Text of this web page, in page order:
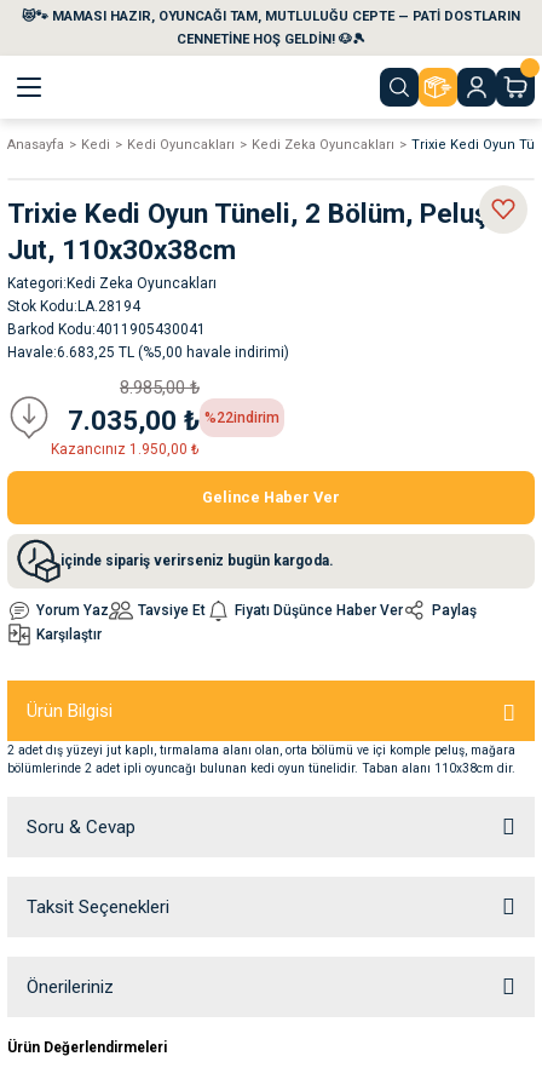
😻🐾 MAMASI HAZIR, OYUNCAĞI TAM, MUTLULUĞU CEPTE — PATİ DOSTLARIN
CENNETİNE HOŞ GELDİN! 🐶🎾
Geri Dön
Geri Dön
Temizlik Ürünleri
Kemikleri
Seyahat Ürünleri
Geri Dön
Geri Dön
Geri Dön
Geri Dön
Anasayfa Kedi Kedi Oyuncakları Kedi Zeka Oyuncakları Trixie Kedi Oyun
Trixie Kedi Oyun Tüneli, 2 Bölüm, Peluş ve
Jut, 110x30x38cm
Kategori Kedi Zeka Oyuncakları
Stok Kodu LA.28194
Barkod Kodu 4011905430041
Havale 6.683,25 TL (%5,00 havale indirimi)
8.985,00 ₺
7.035,00 ₺
Kazancınız 1.950,00 ₺
%22indirim
Gelince Haber Ver
içinde sipariş verirseniz bugün kargoda.
Yorum Yaz Tavsiye Et Fiyatı Düşünce Haber Ver
Paylaş
Karşılaştır
Ürün Bilgisi
2 adet dış yüzeyi jut kaplı, tırmalama alanı olan, orta bölümü ve içi komple peluş, mağara
bölümlerinde 2 adet ipli oyuncağı bulunan kedi oyun tünelidir. Taban alanı 110x38cm dir.
Soru & Cevap
Ürün hakkında henüz soru sorulmamış.
Taksit Seçenekleri
Önerileriniz
yetersiz gördüğünüz noktaları öneri formunu kullanarak tarafımıza
Ürün Değerlendirmeleri